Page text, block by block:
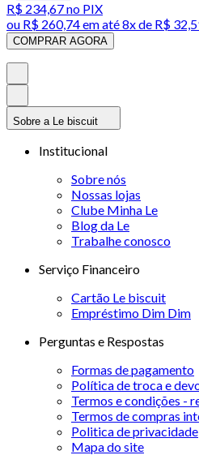
R$ 234,67no PIX
ou R$ 260,74em até8x de R$
COMPRAR AGORA
Sobre a Le biscuit
Institucional
Sobre nós
Nossas lojas
Clube Minha Le
Blog da Le
Trabalhe conosco
Serviço Financeiro
Cartão Le biscuit
Empréstimo Dim Dim
Perguntas e Respostas
Formas de pagamento
Política de troca e
Termos e condições -
Termos de compras
Politica de privacidade
Mapa do site